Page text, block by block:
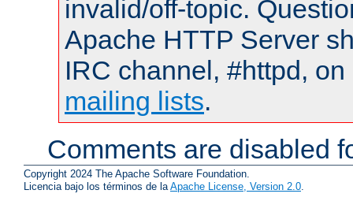
invalid/off-topic.
Apache HTTP Server
IRC channel, #httpd,
mailing lists.
Comments are disabled
Copyright 2024 The Apache Software Foundation.
Licencia bajo los términos de la Apache License, Version 2.0